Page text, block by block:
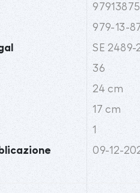
979-13-
SE 2489-
36
24 cm
17 cm
1
09-12-